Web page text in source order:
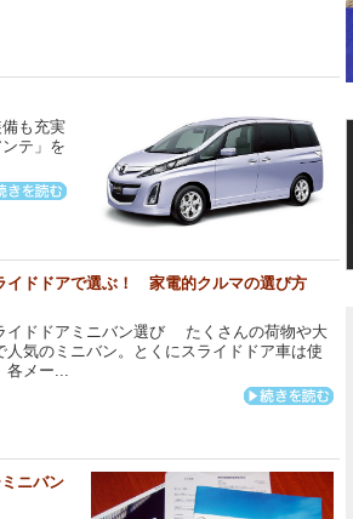
も充実
テ」を
ドドアで選ぶ！ 家電的クルマの選び方
イドドアミニバン選び たくさんの荷物や大
気のミニバン。とくにスライドドア車は使
メー...
ニバン